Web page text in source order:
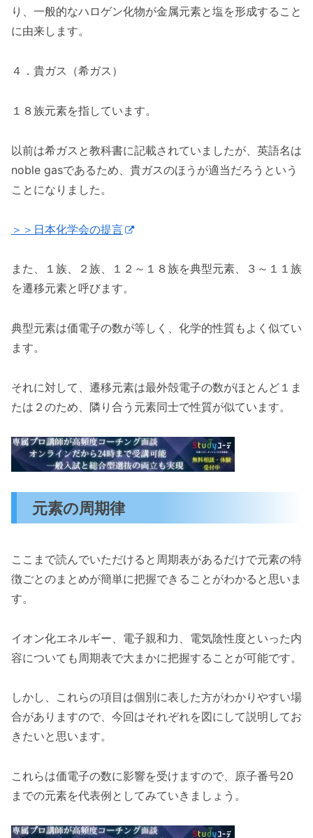
り、一般的なハロゲン化物が金属元素と塩を形成すること
に由来します。
４．貴ガス（希ガス）
１８族元素を指しています。
以前は希ガスと教科書に記載されていましたが、英語名は
noble gasであるため、貴ガスのほうが適当だろうという
ことになりました。
＞＞日本化学会の提言
また、１族、２族、１２～１８族を典型元素、３～１１族
を遷移元素と呼びます。
典型元素は価電子の数が等しく、化学的性質もよく似てい
ます。
それに対して、遷移元素は最外殻電子の数がほとんど１ま
たは２のため、隣り合う元素同士で性質が似ています。
元素の周期律
ここまで読んでいただけると周期表があるだけで元素の特
徴ごとのまとめが簡単に把握できることがわかると思いま
す。
イオン化エネルギー、電子親和力、電気陰性度といった内
容についても周期表で大まかに把握することが可能です。
しかし、これらの項目は個別に表した方がわかりやすい場
合がありますので、今回はそれぞれを図にして説明してお
きたいと思います。
これらは価電子の数に影響を受けますので、原子番号20
までの元素を代表例としてみていきましょう。